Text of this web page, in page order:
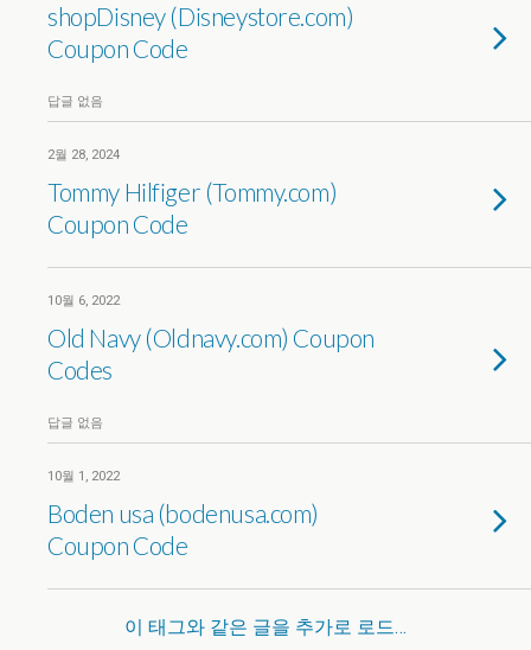
shopDisney (Disneystore.com)
Coupon Code
답글 없음
2월 28, 2024
Tommy Hilfiger (Tommy.com)
Coupon Code
10월 6, 2022
Old Navy (Oldnavy.com) Coupon
Codes
답글 없음
10월 1, 2022
Boden usa (bodenusa.com)
Coupon Code
이 태그와 같은 글을 추가로 로드…